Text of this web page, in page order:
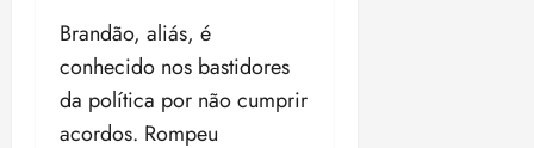
Brandão, aliás, é
conhecido nos bastidores
da política por não cumprir
acordos. Rompeu